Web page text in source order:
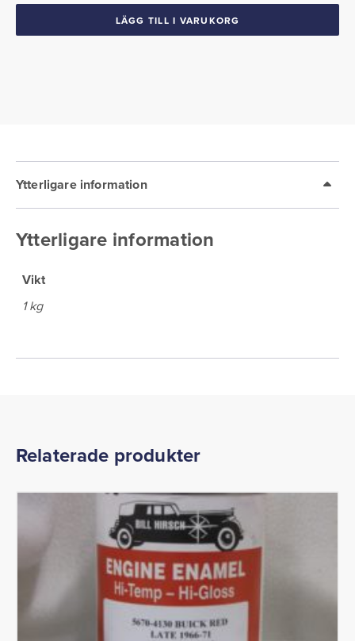
LÄGG TILL I VARUKORG
Ytterligare information
Ytterligare information
Vikt
1 kg
Relaterade produkter